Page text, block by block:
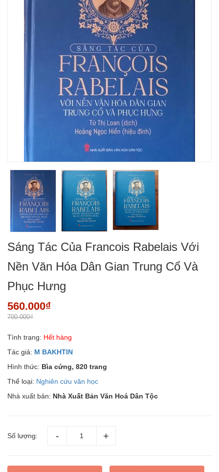
Sáng Tác Của Francois Rabelais Với
Nền Văn Hóa Dân Gian Trung Cổ Và
Phục Hưng
560.000₫
700.000₫
Tình trạng: Hết hàng
Tác giả: M BAKHTIN
Hình thức: Bìa cứng, 820 trang
Thể loại: Nghiên cứu văn học
Nhà xuất bản: Nhà Xuất Bản Văn Hoá Dân Tộc
Số lượng: